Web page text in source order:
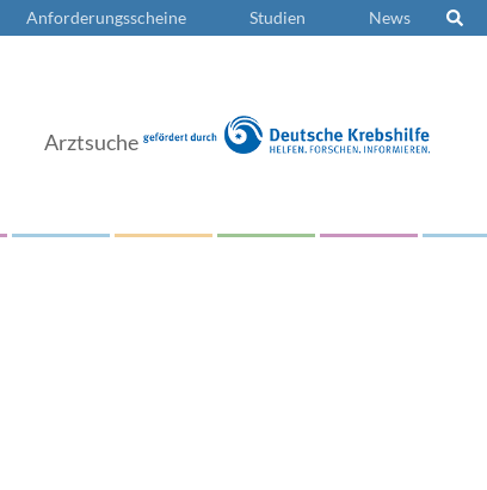
Anforderungsscheine Studien News
Arztsuche